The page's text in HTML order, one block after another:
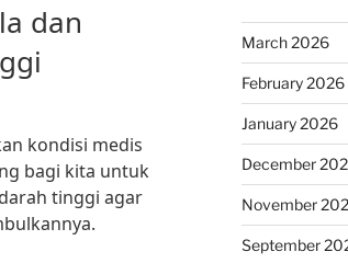
dan
kondisi medis
bagi kita untuk
tinggi agar
March 2026
February 2026
January 2026
December
November
September